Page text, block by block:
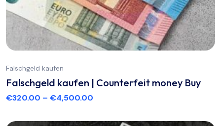
Falschgeld kaufen
Falschgeld kaufen | Counterfeit money Buy
€320.00 – €4,500.00